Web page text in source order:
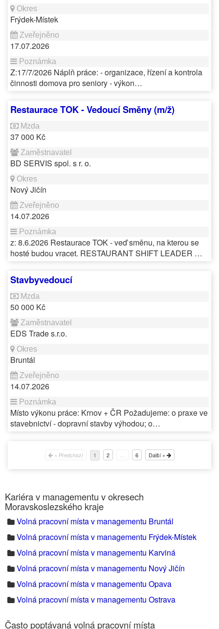
Frýdek-Místek
17.07.2026
Z:17/7/2026 Náplň práce: - organizace, řízení a kontrola
činnosti domova pro seniory - výkon…
Restaurace TOK - Vedoucí Směny (m/ž)
37 000 Kč
BD SERVIS spol. s r. o.
Nový Jičín
14.07.2026
z: 8.6.2026 Restaurace TOK - veď směnu, na kterou se
hosté budou vracet. RESTAURANT SHIFT LEADER …
Stavbyvedoucí
50 000 Kč
EDS Trade s.r.o.
Bruntál
14.07.2026
Místo výkonu práce: Krnov + ČR Požadujeme: o praxe ve
stavebnictví - dopravní stavby výhodou; o…
« Předchozí 1 2 6 Další »
Kariéra v managementu v okresech
Moravskoslezského kraje
Volná pracovní místa v managementu Bruntál
Volná pracovní místa v managementu Frýdek-Místek
Volná pracovní místa v managementu Karviná
Volná pracovní místa v managementu Nový Jičín
Volná pracovní místa v managementu Opava
Volná pracovní místa v managementu Ostrava
Často poptávaná volná pracovní místa